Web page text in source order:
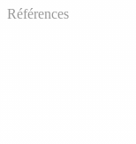
Références